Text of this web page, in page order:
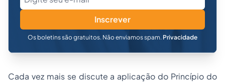
Inscrever
Os boletins são gratuitos. Não enviamos spam. Privacidade
Cada vez mais se discute a aplicação do Princípio do